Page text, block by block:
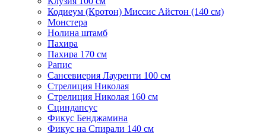
Кодиеум (Кротон) Миссис Айстон (140 см)
Монстера
Нолина штамб
Пахира
Пахира 170 см
Рапис
Сансевиерия Лауренти 100 см
Стрелиция Николая
Стрелиция Николая 160 см
Сциндапсус
Фикус Бенджамина
Фикус на Спирали 140 см